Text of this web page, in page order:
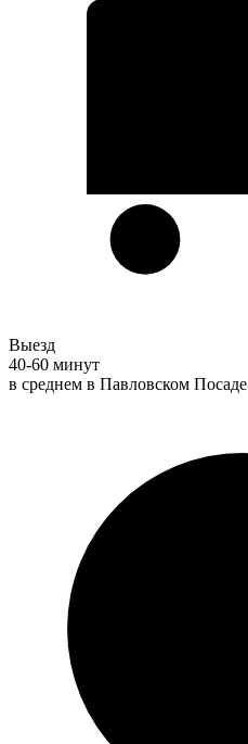
Выезд
40-60 минут
в среднем в Павловском Посаде